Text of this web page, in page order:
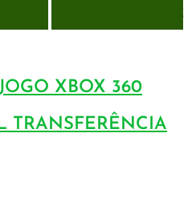
XBOX 360
TRANSFERÊNCIA